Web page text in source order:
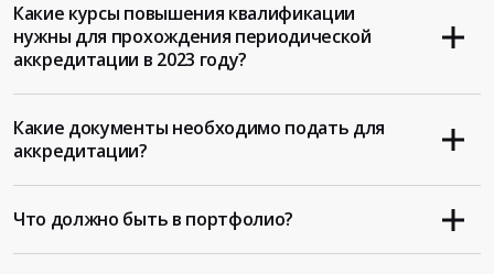
Какие курсы повышения квалификации
нужны для прохождения периодической
аккредитации в 2023 году?
Какие документы необходимо подать для
аккредитации?
Что должно быть в портфолио?